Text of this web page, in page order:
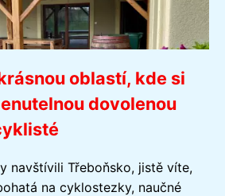
oblastí, kde si
dovolenou
navštívili Třeboňsko, jistě víte,
na cyklostezky, naučné